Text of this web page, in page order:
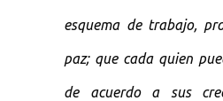
esquema de trabajo,
paz; que cada quien
de acuerdo a sus